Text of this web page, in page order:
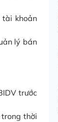
tài khoản
lý bán
trước
thời